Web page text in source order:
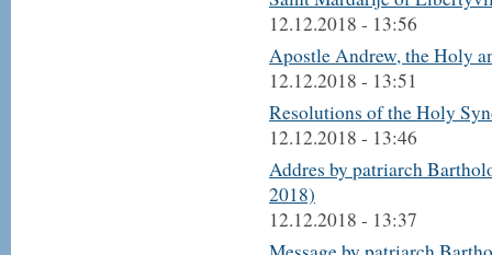
12.12.2018 - 13:56
Apostle Andrew, the Holy
12.12.2018 - 13:51
Resolutions of the Holy
12.12.2018 - 13:46
Addres by patriarch
2018)
12.12.2018 - 13:37